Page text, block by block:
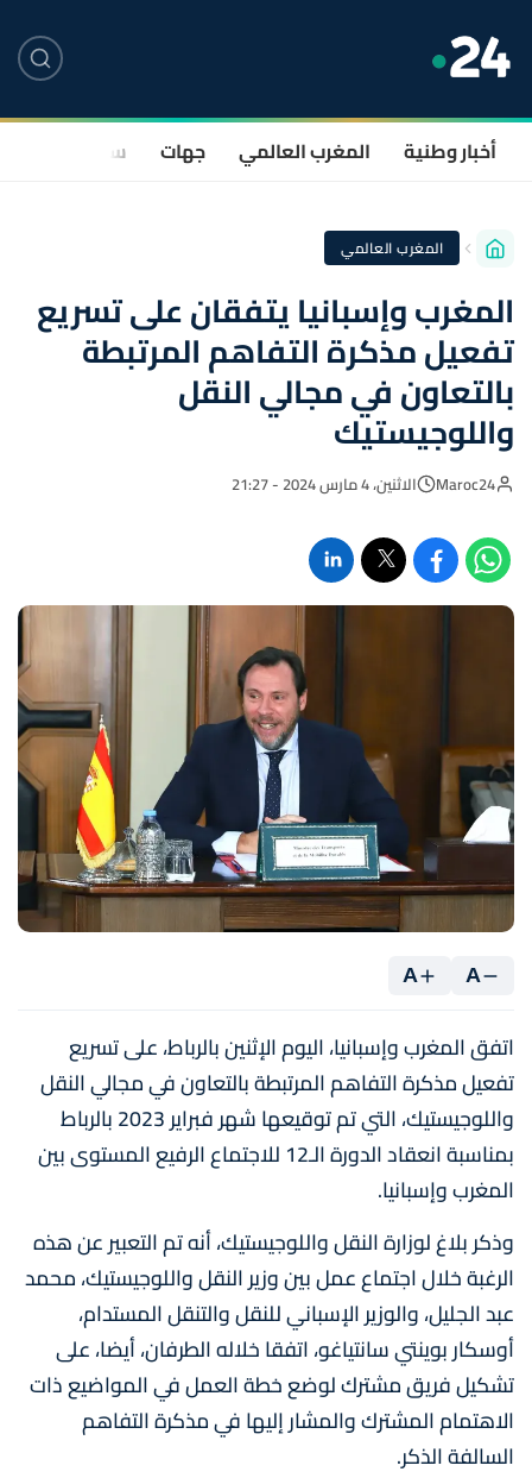
أخبار وطنية المغرب العالمي جهات سياسة
المغرب العالمي
المغرب وإسبانيا يتفقان على تسريع
تفعيل مذكرة التفاهم المرتبطة
بالتعاون في مجالي النقل
واللوجيستيك
Maroc24 الاثنين، 4 مارس 2024 - 21:27
A
A
اتفق المغرب وإسبانيا، اليوم الإثنين بالرباط، على تسريع
تفعيل مذكرة التفاهم المرتبطة بالتعاون في مجالي النقل
واللوجيستيك، التي تم توقيعها شهر فبراير 2023 بالرباط
بمناسبة انعقاد الدورة الـ12 للاجتماع الرفيع المستوى بين
المغرب وإسبانيا.
وذكر بلاغ لوزارة النقل واللوجيستيك، أنه تم التعبير عن هذه
الرغبة خلال اجتماع عمل بين وزير النقل واللوجيستيك، محمد
عبد الجليل، والوزير الإسباني للنقل والتنقل المستدام،
أوسكار بوينتي سانتياغو، اتفقا خلاله الطرفان، أيضا، على
تشكيل فريق مشترك لوضع خطة العمل في المواضيع ذات
الاهتمام المشترك والمشار إليها في مذكرة التفاهم
السالفة الذكر.